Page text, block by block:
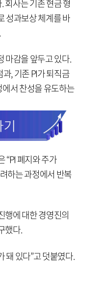
회사는 기존 현금 형
성과보상 체계를 바
마감을 앞두고 있다.
, 기존 PI가 퇴직금
서 찬성을 유도하는
“PI 폐지와 주가
하는 과정에서 반복
행에 대한 경영진의
했다.
돼 있다”고 덧붙였다.